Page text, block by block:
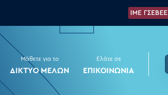
IME ΓΣΕΒΕΕ
Μάθετε για το
ΔΙΚΤΥΟ ΜΕΛΩΝ
Ελάτε σε
ΕΠΙΚΟΙΝΩΝΙΑ